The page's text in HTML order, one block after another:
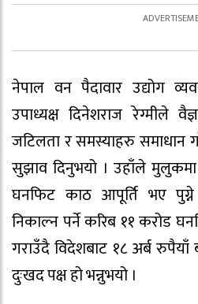
नेपाल वन पैदावार उद्योग
उपाध्यक्ष दिनेशराज रेग्मीले
जटिलता र समस्याहरु समाधान
सुझाव दिनुभयो । उहाँले
घनफिट काठ आपूर्ति भए
निकाल्न पर्ने करिब ११ करोड
गराउँदै विदेशबाट १८ अर्ब
दुःखद पक्ष हो भन्नुभयो ।